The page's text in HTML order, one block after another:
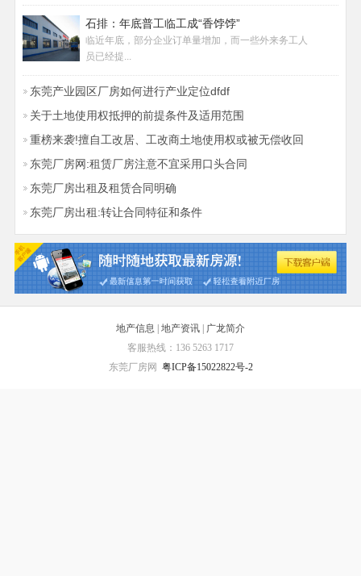
石排：年底普工临工成“香饽饽”
临近年底，部分企业订单量增加，而一些外来务工人
员已经提...
东莞产业园区厂房如何进行产业定位dfdf
关于土地使用权抵押的前提条件及适用范围
重榜来袭!擅自工改居、工改商土地使用权或被无偿收回
东莞厂房网:租赁厂房注意不宜采用口头合同
东莞厂房出租及租赁合同明确
东莞厂房出租:转让合同特征和条件
地产信息 地产资讯
广龙简介
客服热线：136 5263 1717
东莞厂房网 粤ICP备15022822号-2